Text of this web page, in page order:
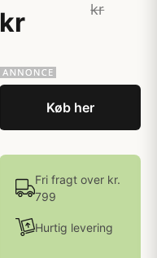
kr
kr
Køb her
Fri fragt over kr.
799
Hurtig levering